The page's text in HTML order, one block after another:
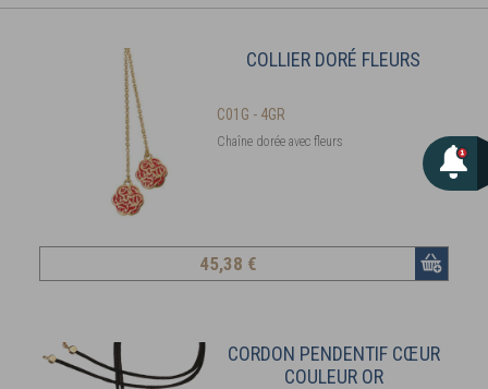
COLLIER DORÉ FLEURS
C01G - 4GR
Chaîne dorée avec fleurs
45,38 €
CORDON PENDENTIF CŒUR
COULEUR OR